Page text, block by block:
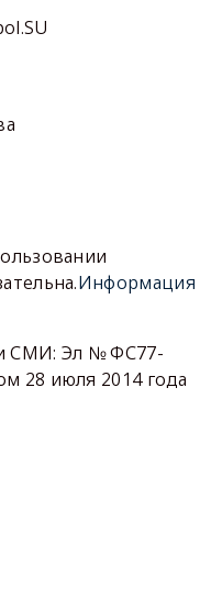
Информация
СМИ: Эл № ФС77-
28 июля 2014 года